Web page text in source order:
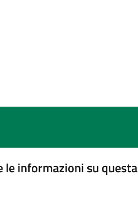
le informazioni su questa